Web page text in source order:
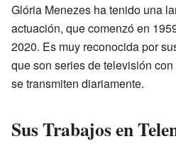
Glória Menezes ha tenido una
actuación, que comenzó en
2020. Es muy reconocida por
que son series de televisión
se transmiten diariamente.
Sus Trabajos en